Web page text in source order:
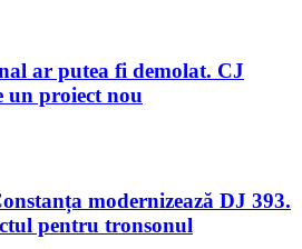
ar putea fi demolat. CJ
un proiect nou
modernizează DJ 393.
pentru tronsonul